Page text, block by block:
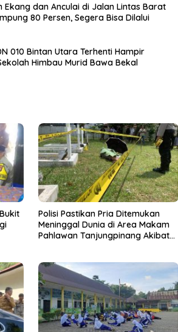
Ekang dan Anculai di Jalan Lintas Barat
80 Persen, Segera Bisa Dilalui
010 Bintan Utara Terhenti Hampir
Himbau Murid Bawa Bekal
Polisi Pastikan Pria Ditemukan
Meninggal Dunia di Area Makam
Pahlawan Tanjungpinang Akibat